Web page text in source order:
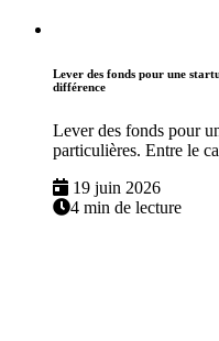
Lever des fonds pour une
différence
Lever des fonds pour
particulières. Entre le
19 juin 2026
4 min de lecture